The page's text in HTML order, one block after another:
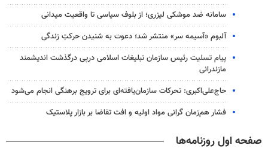
سامانه ضد موشکی لیزری؛ از بلوف سیاسی تا واقعیت میدانی
آلبوم «آسیمه سر» منتشر شد؛ دعوت به شنیدن حرکتِ زندگی
پیام تسلیت رئیس سازمان تبلیغات اسلامی درپی درگذشت اندیشمند
مازندرانی
حاج‌علی‌اکبری: تحرکات سازمان‌یافته‌ای برای ترویج برهنگی انجام می‌شود
فشار هم‌زمان گرانی مواد اولیه و افت تقاضا بر بازار پلاستیک
صفحه اول روزنامه‌ها